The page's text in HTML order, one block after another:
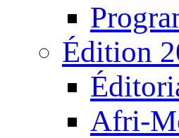
Édition
Afri-